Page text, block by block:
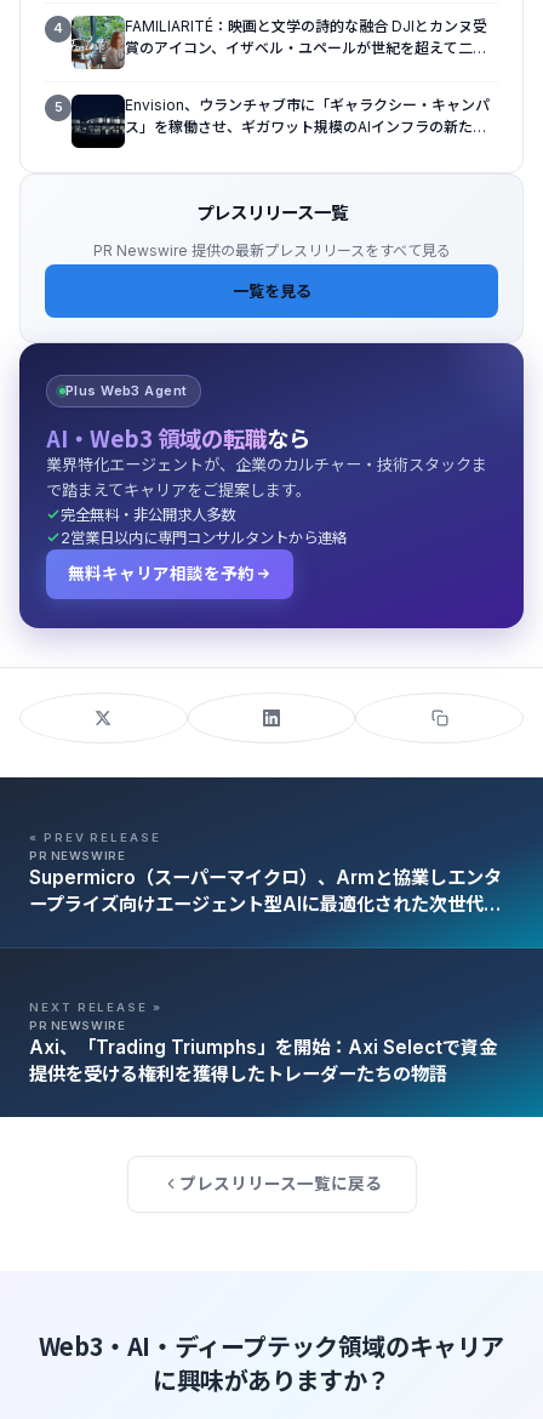
4
FAMILIARITÉ：映画と文学の詩的な融合 DJIとカンヌ受
賞のアイコン、イザベル・ユペールが世紀を超えて二人
5
Envision、ウランチャブ市に「ギャラクシー・キャンパ
ス」を稼働させ、ギガワット規模のAIインフラの新たな
プレスリリース一覧
PR Newswire 提供の最新プレスリリースをすべて見る
一覧を見る
Plus Web3 Agent
AI・Web3 領域の転職なら
業界特化エージェントが、企業のカルチャー・技術スタックま
で踏まえてキャリアをご提案します。
完全無料・非公開求人多数
2営業日以内に専門コンサルタントから連絡
無料キャリア相談を予約
« PREV RELEASE
PR NEWSWIRE
Supermicro（スーパーマイクロ）、Armと協業しエンタ
ープライズ向けエージェント型AIに最適化された次世代ラ
NEXT RELEASE »
PR NEWSWIRE
Axi、「Trading Triumphs」を開始：Axi Selectで資金
提供を受ける権利を獲得したトレーダーたちの物語
プレスリリース一覧に戻る
Web3・AI・ディープテック領域のキャリア
に興味がありますか？